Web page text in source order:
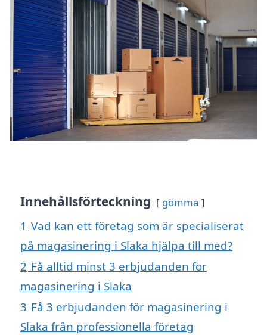
Innehållsförteckning gömma
1 Vad kan ett företag som är specialiserat
på magasinering i Slaka hjälpa till med?
2 Få alltid minst 3 erbjudanden för
magasinering i Slaka
3 Få 3 erbjudanden för magasinering i
Slaka från professionella företag